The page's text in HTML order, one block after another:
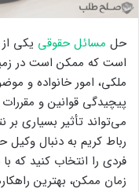
حل مسائل حقوقی یکی
است که ممکن است در
ملکی، امور خانواده و
پیچیدگی قوانین و
می‌تواند تأثیر بسیاری بر
رباط کریم به دنبال وکیل
فردی را انتخاب کنید که
زمان ممکن، بهترین